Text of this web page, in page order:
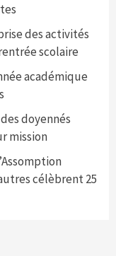
des activités
scolaire
académique
doyennés
mission
célèbrent 25